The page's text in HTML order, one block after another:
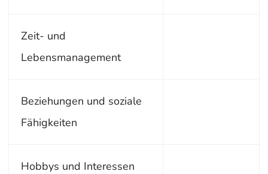
Zeit- und
Lebensmanagement
Beziehungen und soziale
Fähigkeiten
Hobbys und Interessen